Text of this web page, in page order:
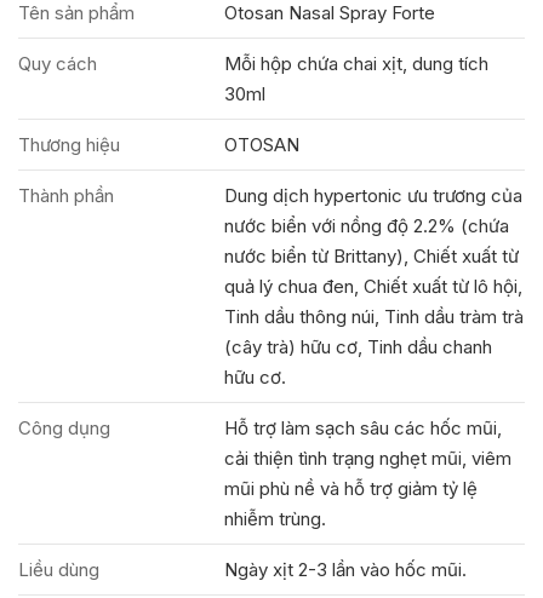
Tên sản phẩm Otosan Nasal Spray Forte
Quy cách
Mỗi hộp chứa chai xịt, dung tích
30ml
Thương hiệu OTOSAN
Thành phần
Dung dịch hypertonic ưu trương của
nước biển với nồng độ 2.2% (chứa
nước biển từ Brittany), Chiết xuất từ
quả lý chua đen, Chiết xuất từ lô hội,
Tinh dầu thông núi, Tinh dầu tràm trà
(cây trà) hữu cơ, Tinh dầu chanh
hữu cơ.
Công dụng
Hỗ trợ làm sạch sâu các hốc mũi,
cải thiện tình trạng nghẹt mũi, viêm
mũi phù nề và hỗ trợ giảm tỷ lệ
nhiễm trùng.
Liều dùng Ngày xịt 2-3 lần vào hốc mũi.